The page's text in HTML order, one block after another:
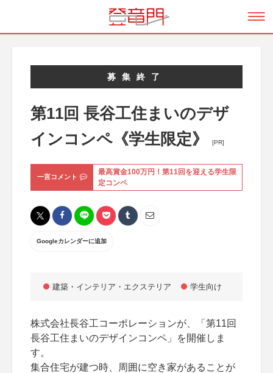
募集終了
第11回 長谷工住まいのデザ
インコンペ《学生限定》
[PR]
一言コメント
最高賞金100万円！第11回を迎える学生限
定コンペ
Googleカレンダーに追加
建築・インテリア・エクステリア 学生向け
株式会社長谷工コーポレーションが、「第11回
長谷工住まいのデザインコンペ」を開催しま
す。
集合住宅が建つ時、周囲に空き家があることが